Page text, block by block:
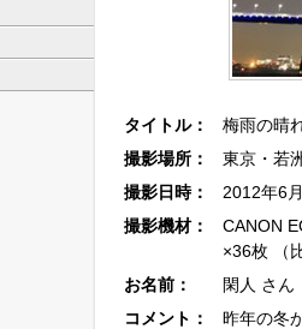
タイトル：
梅雨の晴
撮影場所：
東京・若
撮影日時：
2012年6
撮影機材：
CANON
×36枚 （
お名前：
閑人 さん
コメント：
昨年の冬